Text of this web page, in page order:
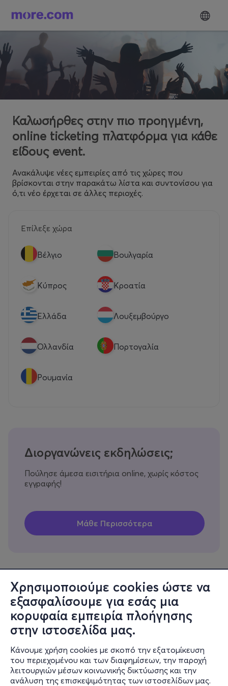
Χρησιμοποιούμε cookies ώστε να
εξασφαλίσουμε για εσάς μια
κορυφαία εμπειρία πλοήγησης
στην ιστοσελίδα μας.
Κάνουμε χρήση cookies με σκοπό την εξατομίκευση
του περιεχομένου και των διαφημίσεων, την παροχή
λειτουργιών μέσων κοινωνικής δικτύωσης και την
ανάλυση της επισκεψιμότητας των ιστοσελίδων μας.
Καλωσήρθες στην πιο προηγμένη,
online ticketing πλατφόρμα για κάθε
είδους event.
Ανακάλυψε νέες εμπειρίες από τις χώρες που
βρίσκονται στην παρακάτω λίστα και συντονίσου για
ό,τι νέο έρχεται σε άλλες περιοχές.
Επίλεξε χώρα
Βέλγιο Βουλγαρία
Κύπρος Κροατία
Eλλάδα Λουξεμβούργο
Ολλανδία Πορτογαλία
Ρουμανία
Διοργανώνεις εκδηλώσεις;
Πούλησε άμεσα εισιτήρια online, χωρίς κόστος
εγγραφής!
Πληροφορίες
Υποστήριξη
Stay Connected